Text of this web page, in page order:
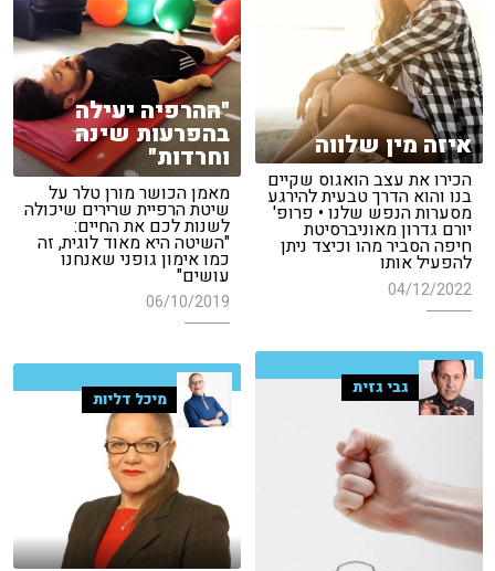
איזה מין שלווה
הכירו את עצב הואגוס שקיים
בנו והוא הדרך טבעית להירגע
מסערות הנפש שלנו • פרופ'
יורם גדרון מאוניברסיטת
חיפה הסביר מהו וכיצד ניתן
להפעיל אותו
04/12/2022
"ההרפיה יעילה
בהפרעות שינה
וחרדות"
מאמן הכושר מורן טלר על
שיטת הרפיית שרירים שיכולה
לשנות לכם את החיים:
"השיטה היא מאוד לוגית, זה
כמו אימון גופני שאנחנו
עושים"
06/10/2019
גבי גזית
מיכל דליות